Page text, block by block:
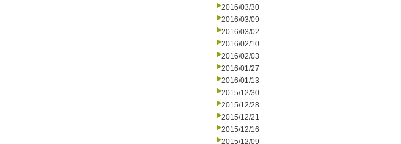
2016/03/30
2016/03/09
2016/03/02
2016/02/10
2016/02/03
2016/01/27
2016/01/13
2015/12/30
2015/12/28
2015/12/21
2015/12/16
2015/12/09